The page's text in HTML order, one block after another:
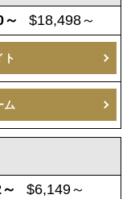
$18,498～
ム
$6,149～